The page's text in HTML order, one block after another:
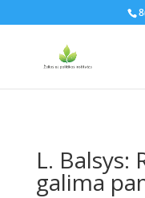
L. Balsys:
galima